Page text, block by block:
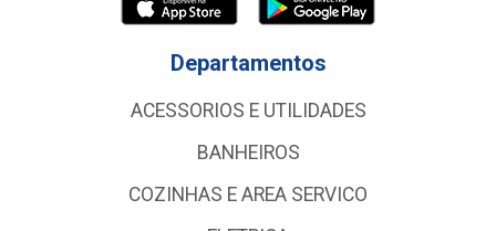
Departamentos
ACESSORIOS E UTILIDADES
BANHEIROS
COZINHAS E AREA SERVICO